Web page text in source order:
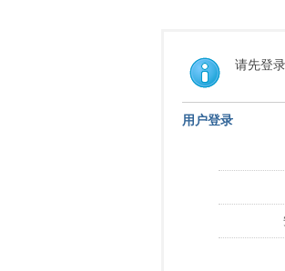
请先登
用户登录